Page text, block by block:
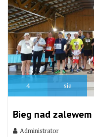
4 sie
Bieg nad zalewem
Administrator